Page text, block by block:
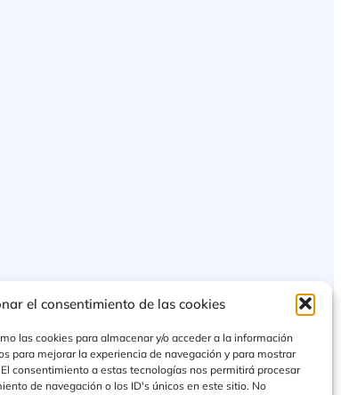
el consentimiento de las cookies
las cookies para almacenar y/o acceder a la información
para mejorar la experiencia de navegación y para mostrar
consentimiento a estas tecnologías nos permitirá procesar
de navegación o los ID's únicos en este sitio. No